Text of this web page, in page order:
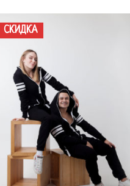
СКИДКА